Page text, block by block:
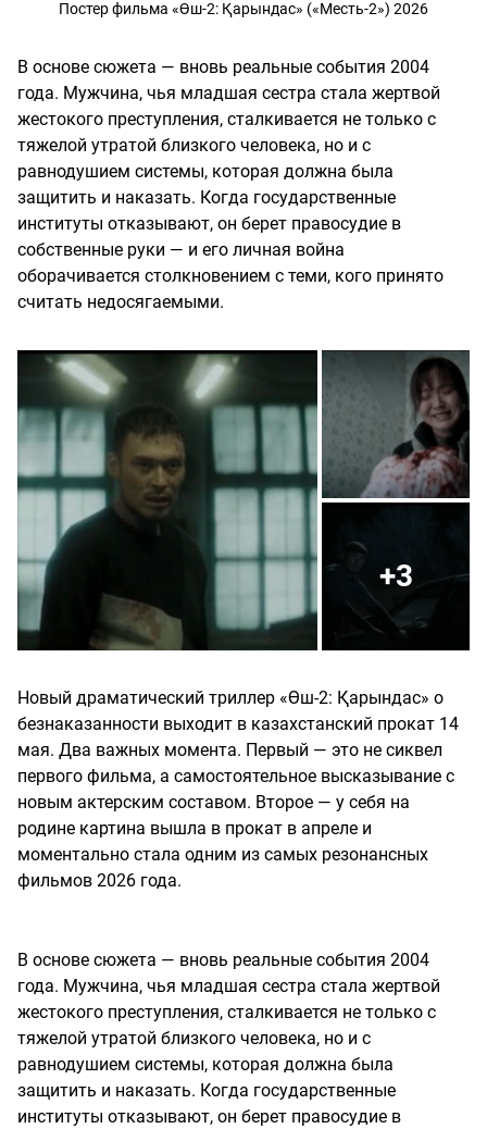
Постер фильма «Өш-2: Қарындас» («Месть-2») 2026
В основе сюжета — вновь реальные события 2004
года. Мужчина, чья младшая сестра стала жертвой
жестокого преступления, сталкивается не только с
тяжелой утратой близкого человека, но и с
равнодушием системы, которая должна была
защитить и наказать. Когда государственные
институты отказывают, он берет правосудие в
собственные руки — и его личная война
оборачивается столкновением с теми, кого принято
считать недосягаемыми.
+3
Новый драматический триллер «Өш-2: Қарындас» о
безнаказанности выходит в казахстанский прокат 14
мая. Два важных момента. Первый — это не сиквел
первого фильма, а самостоятельное высказывание с
новым актерским составом. Второе — у себя на
родине картина вышла в прокат в апреле и
моментально стала одним из самых резонансных
фильмов 2026 года.
В основе сюжета — вновь реальные события 2004
года. Мужчина, чья младшая сестра стала жертвой
жестокого преступления, сталкивается не только с
тяжелой утратой близкого человека, но и с
равнодушием системы, которая должна была
защитить и наказать. Когда государственные
институты отказывают, он берет правосудие в